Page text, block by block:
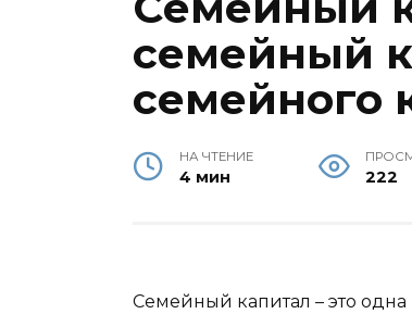
семейный
семейного
НА ЧТЕНИЕ
4 мин 222
Семейный капитал – это